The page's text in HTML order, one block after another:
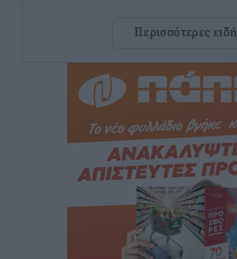
ΣΕΤΕ: Σημαντική θεσμική
για τον τουρισμό
• πριν 4 ώρες
Γ. Χατζημάρκος: “Δύο μεγάλες
Γεωργιάδη” – Κίνητρα για τους
και συνεργασία Ρόδου με το
Ακτινοθεραπευτικό
πριν 4 ώρες
Περισσότερες